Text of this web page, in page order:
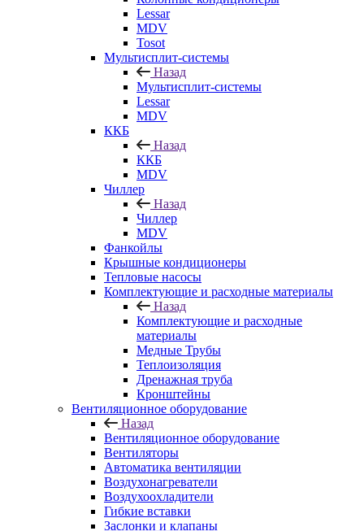
Lessar
MDV
Tosot
Мультисплит-системы
Назад
Мультисплит-системы
Lessar
MDV
ККБ
Назад
ККБ
MDV
Чиллер
Назад
Чиллер
MDV
Фанкойлы
Крышные кондиционеры
Тепловые насосы
Комплектующие и расходные материалы
Назад
Комплектующие и расходные
материалы
Медные Трубы
Теплоизоляция
Дренажная труба
Кронштейны
Вентиляционное оборудование
Назад
Вентиляционное оборудование
Вентиляторы
Автоматика вентиляции
Воздухонагреватели
Воздухоохладители
Гибкие вставки
Заслонки и клапаны